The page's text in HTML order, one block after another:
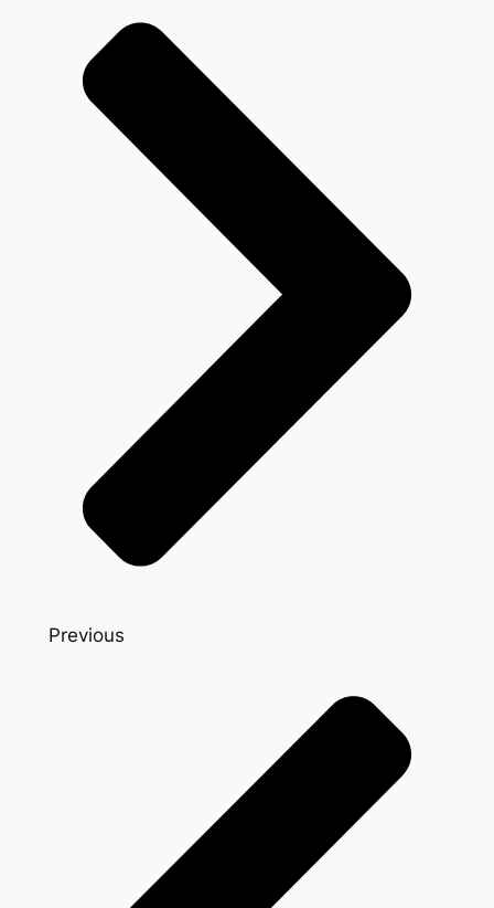
Previous